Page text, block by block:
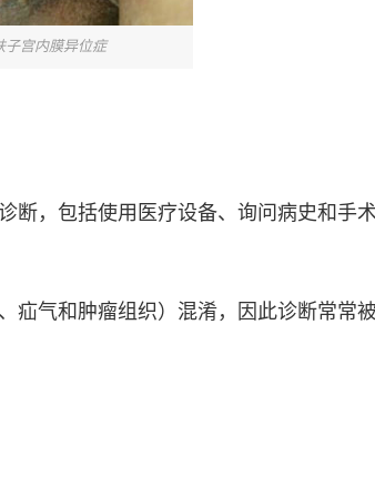
子宫内膜异位症
断，包括使用医疗设备、询问病史和手
疝气和肿瘤组织）混淆，因此诊断常常